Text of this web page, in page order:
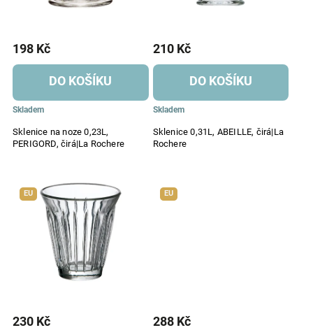
Sklenice na noze 0,23L,
PERIGORD, čirá|La Rochere
Skladem
198 Kč
DO KOŠÍKU
Sklenice 0,31L, ABEILLE, čirá|La
Rochere
Skladem
210 Kč
DO KOŠÍKU
EU
230 Kč
EU
288 Kč